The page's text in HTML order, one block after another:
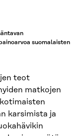
suomalaisten
teot
matkojen
karsimista ja